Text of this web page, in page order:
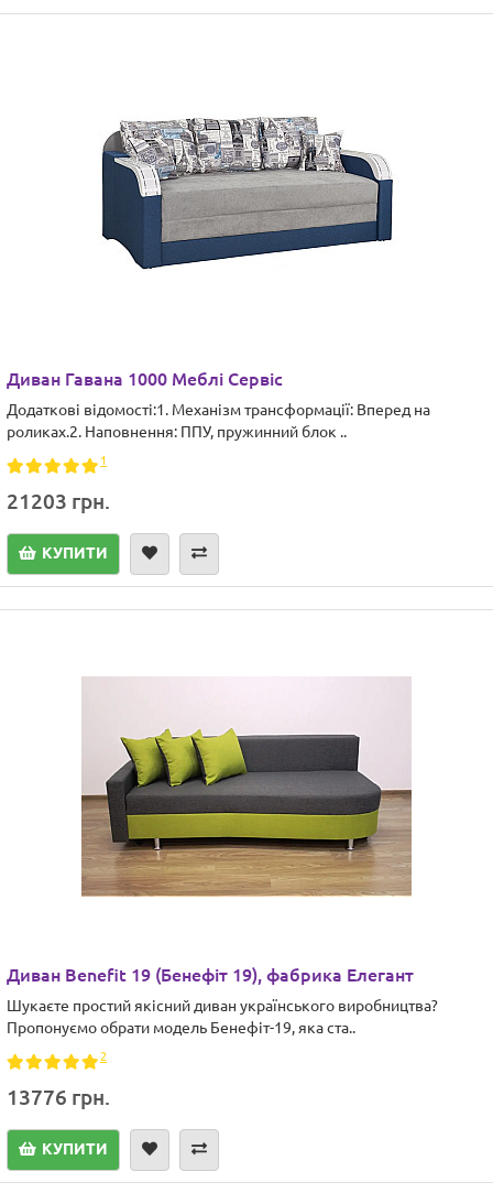
Диван Гавана 1000 Меблі Сервіс
Додаткові відомості:1. Механізм трансформації: Вперед на
роликах.2. Наповнення: ППУ, пружинний блок ..
1
21203 грн.
КУПИТИ
Диван Benefit 19 (Бенефіт 19), фабрика Елегант
Шукаєте простий якісний диван українського виробництва?
Пропонуємо обрати модель Бенефіт-19, яка ста..
2
13776 грн.
КУПИТИ